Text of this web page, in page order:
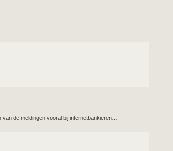
de meldingen vooral bij internetbankieren…